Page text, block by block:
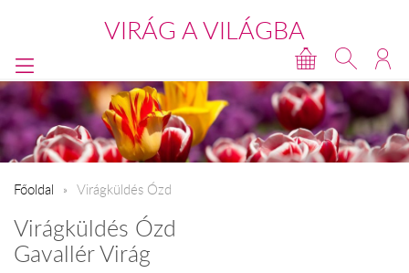
VIRÁG A VILÁGBA
Főoldal Virágküldés Ózd
Virágküldés Ózd
Gavallér Virág